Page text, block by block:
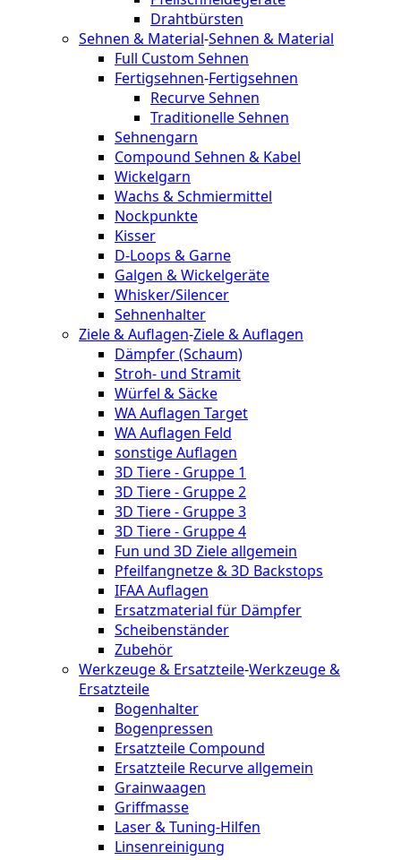
Drahtbürsten
Sehnen & Material-Sehnen & Material
Full Custom Sehnen
Fertigsehnen-Fertigsehnen
Recurve Sehnen
Traditionelle Sehnen
Sehnengarn
Compound Sehnen & Kabel
Wickelgarn
Wachs & Schmiermittel
Nockpunkte
Kisser
D-Loops & Garne
Galgen & Wickelgeräte
Whisker/Silencer
Sehnenhalter
Ziele & Auflagen-Ziele & Auflagen
Dämpfer (Schaum)
Stroh- und Stramit
Würfel & Säcke
WA Auflagen Target
WA Auflagen Feld
sonstige Auflagen
3D Tiere - Gruppe 1
3D Tiere - Gruppe 2
3D Tiere - Gruppe 3
3D Tiere - Gruppe 4
Fun und 3D Ziele allgemein
Pfeilfangnetze & 3D Backstops
IFAA Auflagen
Ersatzmaterial für Dämpfer
Scheibenständer
Zubehör
Werkzeuge & Ersatzteile-Werkzeuge &
Ersatzteile
Bogenhalter
Bogenpressen
Ersatzteile Compound
Ersatzteile Recurve allgemein
Grainwaagen
Griffmasse
Laser & Tuning-Hilfen
Linsenreinigung